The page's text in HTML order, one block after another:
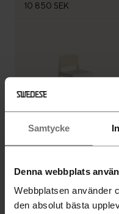
Samtycke
Denna webbplats
Webbplatsen använder
den absolut bästa
10 850 SEK
sits H 79